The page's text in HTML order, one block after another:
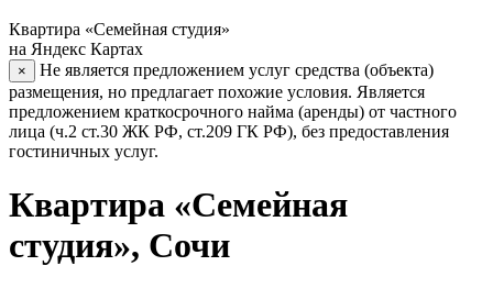
Квартира «Семейная студия»
на Яндекс Картах
×
Не является предложением услуг средства (объекта)
размещения, но предлагает похожие условия. Является
предложением краткосрочного найма (аренды) от частного
лица (ч.2 ст.30 ЖК РФ, ст.209 ГК РФ), без предоставления
гостиничных услуг.
Квартира «Семейная
студия», Сочи